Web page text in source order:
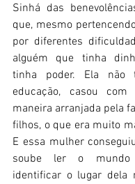
Sinhá das
que, mesmo
por diferentes
alguém que tinha
tinha poder. Ela não
educação, casou
maneira arranjada pela
filhos, o que era muito
E essa mulher
soube ler o mundo
identificar o lugar dela